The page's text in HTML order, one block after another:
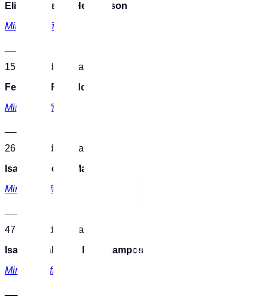
Eliza Garbellini Hermanson
Minibiografia
15 - ID Mediador(a)
Fernanda Furtado
Minibiografia
26 - ID Mediador(a)
Isabela Lucera Manfrim
Minibiografia
47 - ID Mediador(a)
Isabela Salomão Erse Campos
Minibiografia